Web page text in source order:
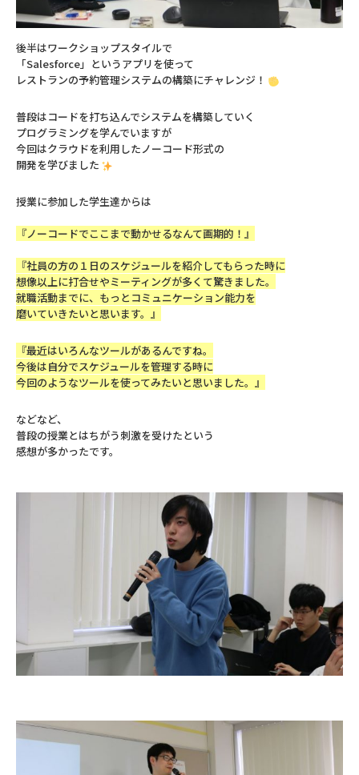
後半はワークショップスタイルで
「Salesforce」というアプリを使って
レストランの予約管理システムの構築にチャレンジ！
普段はコードを打ち込んでシステムを構築していく
プログラミングを学んでいますが
今回はクラウドを利用したノーコード形式の
開発を学びました
授業に参加した学生達からは
『ノーコードでここまで動かせるなんて画期的！』
『社員の方の１日のスケジュールを紹介してもらった時に
想像以上に打合せやミーティングが多くて驚きました。
就職活動までに、もっとコミュニケーション能力を
磨いていきたいと思います。』
『最近はいろんなツールがあるんですね。
今後は自分でスケジュールを管理する時に
今回のようなツールを使ってみたいと思いました。』
などなど、
普段の授業とはちがう刺激を受けたという
感想が多かったです。